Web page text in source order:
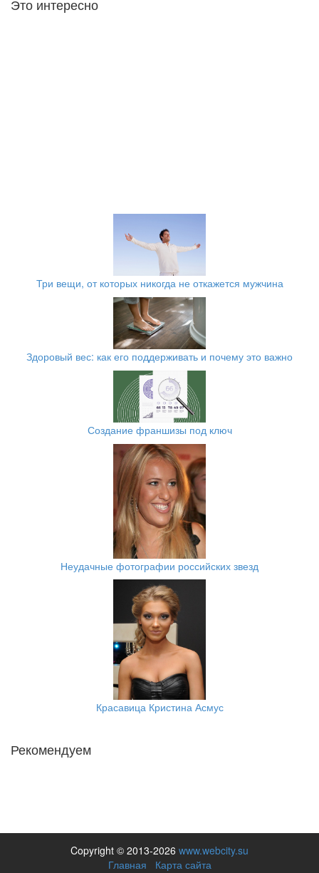
Это интересно
Три вещи, от которых никогда не откажется мужчина
Здоровый вес: как его поддерживать и почему это важно
Создание франшизы под ключ
Неудачные фотографии российских звезд
Красавица Кристина Асмус
Рекомендуем
Copyright © 2013-2026 www.webcity.su
Главная
Карта сайта